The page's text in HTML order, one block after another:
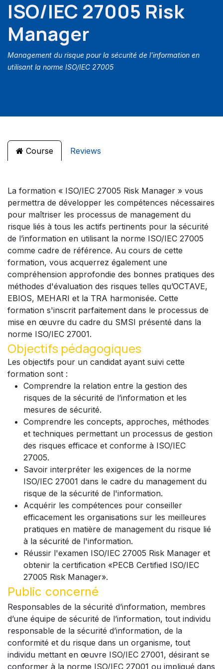
ISO/IEC 27005 Risk
Manager
Management du risque pour la sécurité de l’information en
utilisant la norme ISO/IEC 27005
Course Reviews
La formation « ISO/IEC 27005 Risk Manager » vous
permettra de développer les compétences nécessaires
pour maîtriser les processus de management du
risque liés à tous les actifs pertinents pour la sécurité
de l’information en utilisant la norme ISO/IEC 27005
comme cadre de référence. Au cours de cette
formation, vous acquerrez également une
compréhension approfondie des bonnes pratiques des
méthodes d'évaluation des risques telles qu’OCTAVE,
EBIOS, MEHARI et la TRA harmonisée. Cette
formation s'inscrit parfaitement dans le processus de
mise en œuvre du cadre du SMSI présenté dans la
norme ISO/IEC 27001.
Objectifs pédagogiques
Les objectifs pour un candidat ayant suivi cette
formation sont :
Comprendre la relation entre la gestion des
risques de la sécurité de l’information et les
mesures de sécurité.
Comprendre les concepts, approches, méthodes
et techniques permettant un processus de gestion
des risques efficace et conforme à ISO/IEC
27005.
Savoir interpréter les exigences de la norme
ISO/IEC 27001 dans le cadre du management du
risque de la sécurité de l'information.
Acquérir les compétences pour conseiller
efficacement les organisations sur les meilleures
pratiques en matière de management du risque lié
à la sécurité de l'information.
Réussir l'examen ISO/IEC 27005 Risk Manager et
obtenir la certification «PECB Certified ISO/IEC
27005 Risk Manager».
Public concerné
Responsables de la sécurité d’information, membres
d’une équipe de sécurité de l’information, tout individu
responsable de la sécurité d’information, de la
conformité et du risque dans un organisme, tout
individu mettant en œuvre ISO/IEC 27001, désirant se
conformer à la norme ISO/IEC 27001 ou impliqué dans